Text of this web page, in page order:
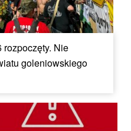
Nie
goleniowskiego